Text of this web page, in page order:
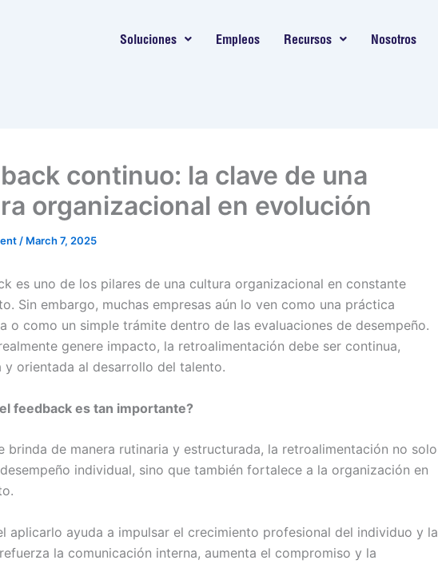
Soluciones Empleos Recursos Nosotros
continuo: la clave de una
organizacional en evolución
/ March 7, 2025
es uno de los pilares de una cultura organizacional en constante
Sin embargo, muchas empresas aún lo ven como una práctica
o como un simple trámite dentro de las evaluaciones de desempeño.
genere impacto, la retroalimentación debe ser continua,
y orientada al desarrollo del talento.
feedback es tan importante?
brinda de manera rutinaria y estructurada, la retroalimentación no solo
individual, sino que también fortalece a la organización en
aplicarlo ayuda a impulsar el crecimiento profesional del individuo y la
la comunicación interna, aumenta el compromiso y la